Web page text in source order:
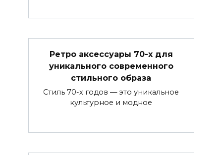
Ретро аксессуары 70-х для
уникального современного
стильного образа
Стиль 70-х годов — это уникальное
культурное и модное